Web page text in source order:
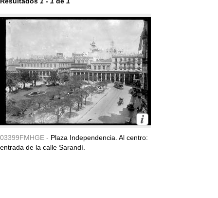
03399FMHGE - Plaza Independencia. Al centro:
entrada de la calle Sarandí.